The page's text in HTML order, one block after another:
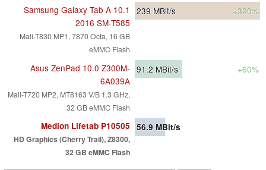
Samsung Galaxy Tab A 10.1
2016 SM-T585
Mali-T830 MP1, 7870 Octa, 16 GB
eMMC Flash
239 MBit/s +320%
Asus ZenPad 10.0 Z300M-
6A039A
Mali-T720 MP2, MT8163 V/B 1.3 GHz,
32 GB eMMC Flash
91.2 MBit/s +60%
Medion Lifetab P10505
HD Graphics (Cherry Trail), Z8300,
32 GB eMMC Flash
56.9 MBit/s